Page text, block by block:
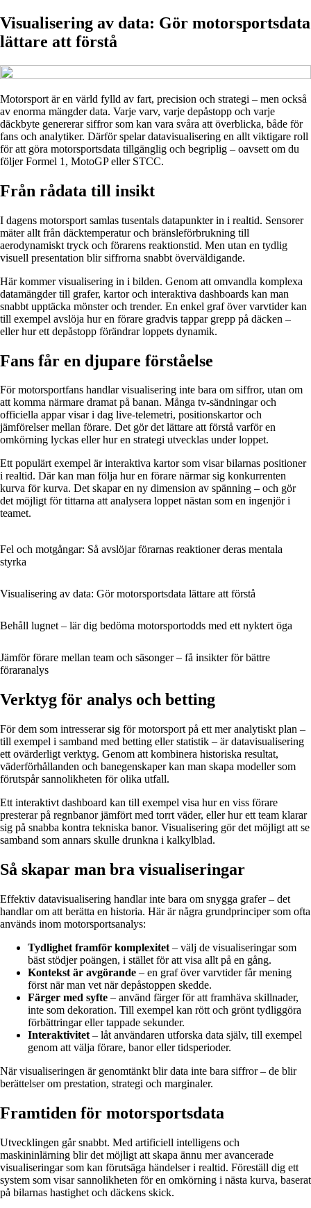
Visualisering av data: Gör motorsportsdata
lättare att förstå
Motorsport är en värld fylld av fart, precision och strategi – men också
av enorma mängder data. Varje varv, varje depåstopp och varje
däckbyte genererar siffror som kan vara svåra att överblicka, både för
fans och analytiker. Därför spelar datavisualisering en allt viktigare roll
för att göra motorsportsdata tillgänglig och begriplig – oavsett om du
följer Formel 1, MotoGP eller STCC.
Från rådata till insikt
I dagens motorsport samlas tusentals datapunkter in i realtid. Sensorer
mäter allt från däcktemperatur och bränsleförbrukning till
aerodynamiskt tryck och förarens reaktionstid. Men utan en tydlig
visuell presentation blir siffrorna snabbt överväldigande.
Här kommer visualisering in i bilden. Genom att omvandla komplexa
datamängder till grafer, kartor och interaktiva dashboards kan man
snabbt upptäcka mönster och trender. En enkel graf över varvtider kan
till exempel avslöja hur en förare gradvis tappar grepp på däcken –
eller hur ett depåstopp förändrar loppets dynamik.
Fans får en djupare förståelse
För motorsportfans handlar visualisering inte bara om siffror, utan om
att komma närmare dramat på banan. Många tv-sändningar och
officiella appar visar i dag live-telemetri, positionskartor och
jämförelser mellan förare. Det gör det lättare att förstå varför en
omkörning lyckas eller hur en strategi utvecklas under loppet.
Ett populärt exempel är interaktiva kartor som visar bilarnas positioner
i realtid. Där kan man följa hur en förare närmar sig konkurrenten
kurva för kurva. Det skapar en ny dimension av spänning – och gör
det möjligt för tittarna att analysera loppet nästan som en ingenjör i
teamet.
Fel och motgångar: Så avslöjar förarnas reaktioner deras mentala
styrka
Visualisering av data: Gör motorsportsdata lättare att förstå
Behåll lugnet – lär dig bedöma motorsportodds med ett nyktert öga
Jämför förare mellan team och säsonger – få insikter för bättre
föraranalys
Verktyg för analys och betting
För dem som intresserar sig för motorsport på ett mer analytiskt plan –
till exempel i samband med betting eller statistik – är datavisualisering
ett ovärderligt verktyg. Genom att kombinera historiska resultat,
väderförhållanden och banegenskaper kan man skapa modeller som
förutspår sannolikheten för olika utfall.
Ett interaktivt dashboard kan till exempel visa hur en viss förare
presterar på regnbanor jämfört med torrt väder, eller hur ett team klarar
sig på snabba kontra tekniska banor. Visualisering gör det möjligt att se
samband som annars skulle drunkna i kalkylblad.
Så skapar man bra visualiseringar
Effektiv datavisualisering handlar inte bara om snygga grafer – det
handlar om att berätta en historia. Här är några grundprinciper som ofta
används inom motorsportsanalys:
Tydlighet framför komplexitet – välj de visualiseringar som
bäst stödjer poängen, i stället för att visa allt på en gång.
Kontekst är avgörande – en graf över varvtider får mening
först när man vet när depåstoppen skedde.
Färger med syfte – använd färger för att framhäva skillnader,
inte som dekoration. Till exempel kan rött och grönt tydliggöra
förbättringar eller tappade sekunder.
Interaktivitet – låt användaren utforska data själv, till exempel
genom att välja förare, banor eller tidsperioder.
När visualiseringen är genomtänkt blir data inte bara siffror – de blir
berättelser om prestation, strategi och marginaler.
Framtiden för motorsportsdata
Utvecklingen går snabbt. Med artificiell intelligens och
maskininlärning blir det möjligt att skapa ännu mer avancerade
visualiseringar som kan förutsäga händelser i realtid. Föreställ dig ett
system som visar sannolikheten för en omkörning i nästa kurva, baserat
på bilarnas hastighet och däckens skick.